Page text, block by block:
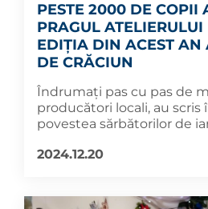
PESTE 2000 DE COPII
PRAGUL
EDIȚIA DIN ACEST AN
DE CRĂCIUN
Îndrumați pas cu pas de
producători locali, au scris
povestea sărbătorilor de
2024.12.20